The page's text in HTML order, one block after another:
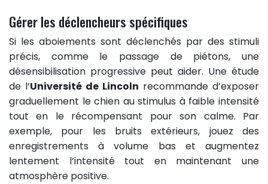
Gérer les déclencheurs spécifiques
Si les aboiements sont déclenchés par des stimuli
précis, comme le passage de piétons, une
désensibilisation progressive peut aider. Une étude
de l’Université de Lincoln recommande d’exposer
graduellement le chien au stimulus à faible intensité
tout en le récompensant pour son calme. Par
exemple, pour les bruits extérieurs, jouez des
enregistrements à volume bas et augmentez
lentement l’intensité tout en maintenant une
atmosphère positive.